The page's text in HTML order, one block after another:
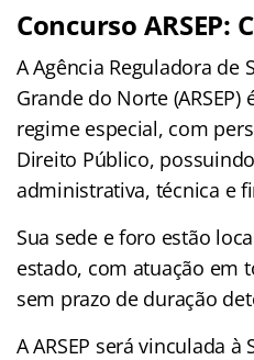
Concurso ARSEP:
A Agência Reguladora de
Grande do Norte
regime especial, com
Direito Público,
administrativa, técnica e
Sua sede e foro estão
estado, com atuação em
sem prazo de duração
A ARSEP será vinculada